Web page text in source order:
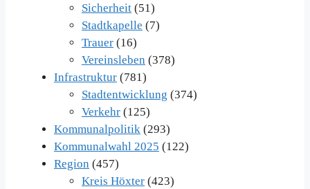
Sicherheit (51)
Stadtkapelle (7)
Trauer (16)
Vereinsleben (378)
Infrastruktur (781)
Stadtentwicklung (374)
Verkehr (125)
Kommunalpolitik (293)
Kommunalwahl 2025 (122)
Region (457)
Kreis Höxter (423)